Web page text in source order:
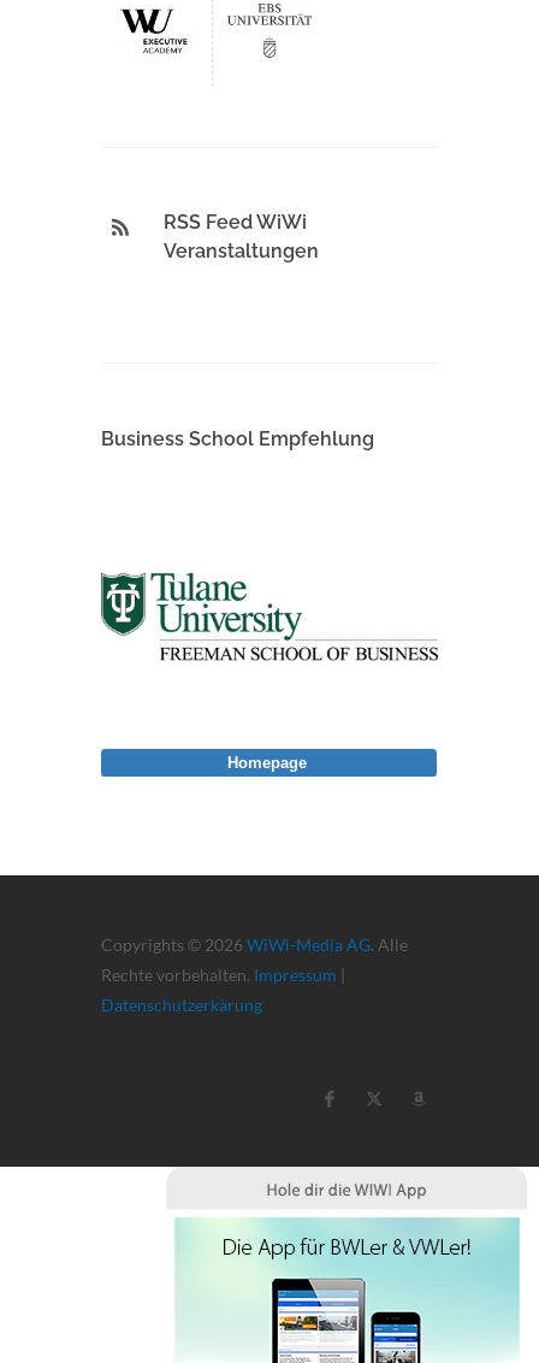
RSS Feed WiWi
Veranstaltungen
Business School Empfehlung
Copyrights © 2026 WiWi-Media AG. Alle
Rechte vorbehalten. Impressum |
Datenschutzerkärung
Homepage